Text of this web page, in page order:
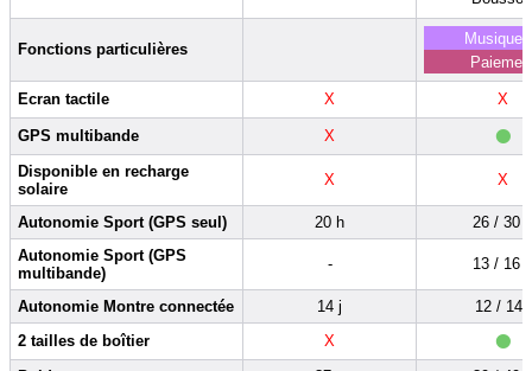
Fonctions particulières
Musique
Ecran tactile X X
GPS multibande X •
Disponible en recharge
solaire
X X
Autonomie Sport (GPS seul) 20 h
26 / 30 h
Autonomie Sport (GPS
multibande)
- 13 / 16 h
Autonomie Montre connectée 14 j
12 / 14 j
2 tailles de boîtier
X •